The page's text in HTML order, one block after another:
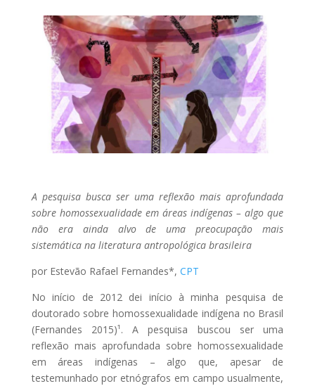
A pesquisa busca ser uma reflexão mais aprofundada
sobre homossexualidade em áreas indígenas – algo que
não era ainda alvo de uma preocupação mais
sistemática na literatura antropológica brasileira
por Estevão Rafael Fernandes*, CPT
No início de 2012 dei início à minha pesquisa de
doutorado sobre homossexualidade indígena no Brasil
(Fernandes 2015)¹. A pesquisa buscou ser uma
reflexão mais aprofundada sobre homossexualidade
em áreas indígenas – algo que, apesar de
testemunhado por etnógrafos em campo usualmente,